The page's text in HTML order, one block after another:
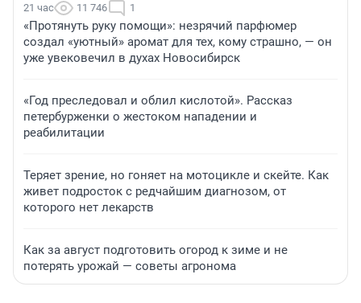
21 час 11 746 1
«Протянуть руку помощи»: незрячий парфюмер
создал «уютный» аромат для тех, кому страшно, — он
уже увековечил в духах Новосибирск
«Год преследовал и облил кислотой». Рассказ
петербурженки о жестоком нападении и
реабилитации
Теряет зрение, но гоняет на мотоцикле и скейте. Как
живет подросток с редчайшим диагнозом, от
которого нет лекарств
Как за август подготовить огород к зиме и не
потерять урожай — советы агронома